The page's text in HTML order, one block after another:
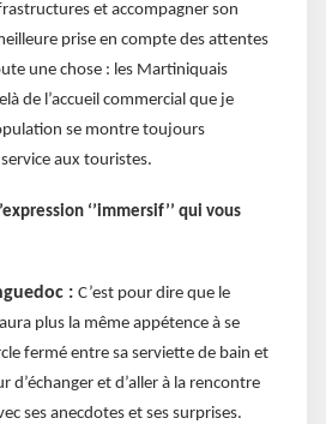
et accompagner son
prise en compte des attentes
une chose : les Martiniquais
de l’accueil commercial que je
se montre toujours
aux touristes.
‘’immersif’’ qui vous
: C’est pour dire que le
plus la même appétence à se
fermé entre sa serviette de bain et
d’échanger et d’aller à la rencontre
ses anecdotes et ses surprises.